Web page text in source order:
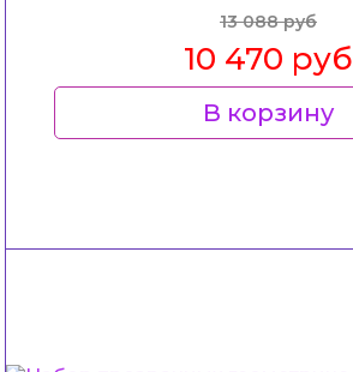
13 088 руб
10 470 руб
В корзину